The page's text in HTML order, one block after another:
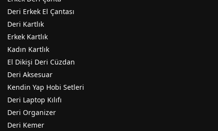
Deri Erkek El Çantası
Deri Kartlık
Erkek Kartlık
Kadın Kartlık
El Dikişi Deri Cüzdan
Deri Aksesuar
Kendin Yap Hobi Setleri
Deri Laptop Kılıfı
Deri Organizer
Deri Kemer